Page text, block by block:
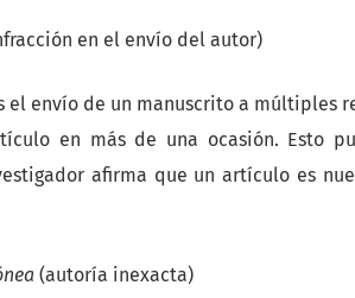
en el envío del autor)
el envío de un manuscrito a múltiples
en más de una ocasión. Esto
afirma que un artículo es
(autoría inexacta)